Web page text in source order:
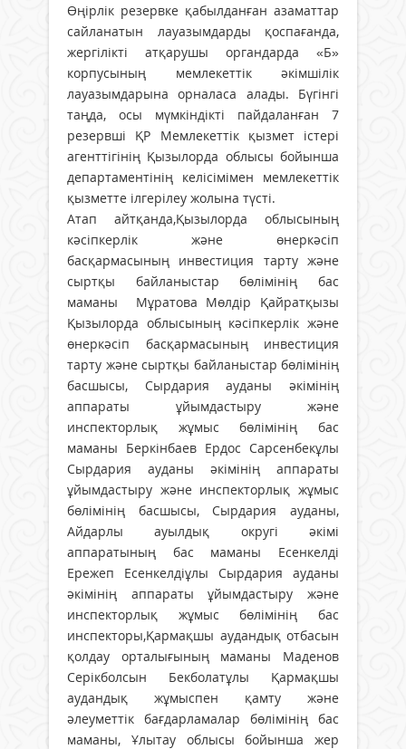
Өңірлік резервке қабылданған азаматтар
сайланатын лауазымдарды қоспағанда,
жергілікті атқарушы органдарда «Б»
корпусының мемлекеттік әкімшілік
лауазымдарына орналаса алады. Бүгінгі
таңда, осы мүмкіндікті пайдаланған 7
резервші ҚР Мемлекеттік қызмет істері
агенттігінің Қызылорда облысы бойынша
департаментінің келісімімен мемлекеттік
қызметте ілгерілеу жолына түсті.
Атап айтқанда,Қызылорда облысының
кәсіпкерлік және өнеркәсіп
басқармасының инвестиция тарту және
сыртқы байланыстар бөлімінің бас
маманы Мұратова Мөлдір Қайратқызы
Қызылорда облысының кәсіпкерлік және
өнеркәсіп басқармасының инвестиция
тарту және сыртқы байланыстар бөлімінің
басшысы, Сырдария ауданы әкімінің
аппараты ұйымдастыру және
инспекторлық жұмыс бөлімінің бас
маманы Беркінбаев Ердос Сарсенбекұлы
Сырдария ауданы әкімінің аппараты
ұйымдастыру және инспекторлық жұмыс
бөлімінің басшысы, Сырдария ауданы,
Айдарлы ауылдық округі әкімі
аппаратының бас маманы Есенкелді
Ережеп Есенкелдіұлы Сырдария ауданы
әкімінің аппараты ұйымдастыру және
инспекторлық жұмыс бөлімінің бас
инспекторы,Қармақшы аудандық отбасын
қолдау орталығының маманы Маденов
Серікболсын Бекболатұлы Қармақшы
аудандық жұмыспен қамту және
әлеуметтік бағдарламалар бөлімінің бас
маманы, Ұлытау облысы бойынша жер